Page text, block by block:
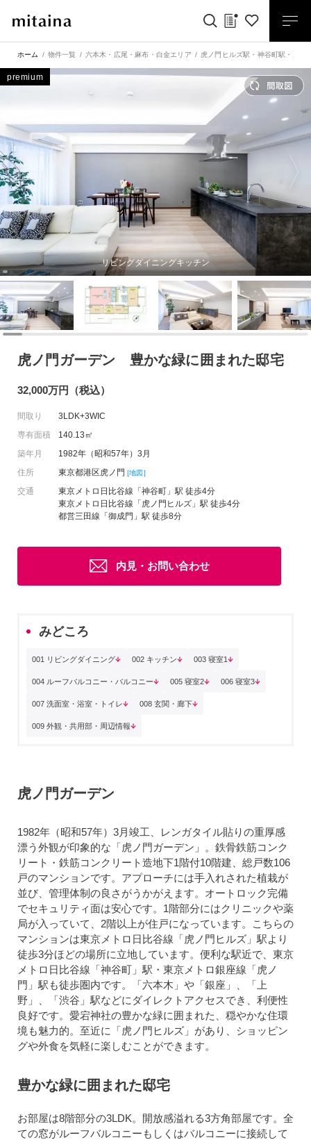
ホーム 物件一覧 六本木・広尾・麻布・白金エリア 虎ノ門ヒルズ駅 ・ 神谷町駅 ・
リビングダイニングキッチン
premium
虎ノ門ガーデン 豊かな緑に囲まれた邸宅
32,000万円（税込）
間取り
3LDK+3WIC
専有面積
140.13㎡
築年月
1982年（昭和57年）3月
住所
東京都港区虎ノ門 [地図]
交通
東京メトロ日比谷線「神谷町」駅 徒歩4分
東京メトロ日比谷線「虎ノ門ヒルズ」駅 徒歩4分
都営三田線「御成門」駅 徒歩8分
内見・お問い合わせ
みどころ
001 リビングダイニング 002 キッチン 003 寝室1
004 ルーフバルコニー・バルコニー 005 寝室2 006 寝室3
007 洗面室・浴室・トイレ 008 玄関・廊下
009 外観・共用部・周辺情報
虎ノ門ガーデン
1982年（昭和57年）3月竣工、レンガタイル貼りの重厚感
漂う外観が印象的な「虎ノ門ガーデン」。鉄骨鉄筋コンク
リート・鉄筋コンクリート造地下1階付10階建、総戸数106
戸のマンションです。アプローチには手入れされた植栽が
並び、管理体制の良さがうかがえます。オートロック完備
でセキュリティ面は安心です。1階部分にはクリニックや薬
局が入っていて、2階以上が住戸になっています。こちらの
マンションは東京メトロ日比谷線「虎ノ門ヒルズ」駅より
徒歩3分ほどの場所に立地しています。便利な駅近で、東京
メトロ日比谷線「神谷町」駅・東京メトロ銀座線「虎ノ
門」駅も徒歩圏内です。「六本木」や「銀座」、「上
野」、「渋谷」駅などにダイレクトアクセスでき、利便性
良好です。愛宕神社の豊かな緑に囲まれた、穏やかな住環
境も魅力的。至近に「虎ノ門ヒルズ」があり、ショッピン
グや外食を気軽に楽しむことができます。
豊かな緑に囲まれた邸宅
お部屋は8階部分の3LDK。開放感溢れる3方角部屋です。全
ての窓がルーフバルコニーもしくはバルコニーに接続して